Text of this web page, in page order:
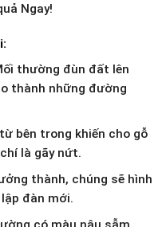
Ngay!
thường đùn đất lên
thành những đường
bên trong khiến cho gỗ
là gãy nứt.
thành, chúng sẽ hình
đàn mới.